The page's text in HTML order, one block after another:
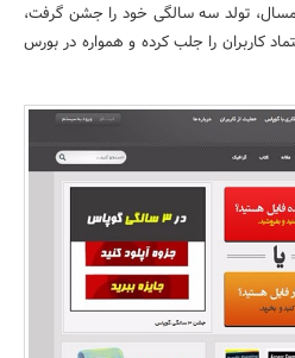
بانک، بیمه و سرمایه
تولد سه سالگی خود را جشن گرفت،
کاربران را جلب کرده و همواره در بورس